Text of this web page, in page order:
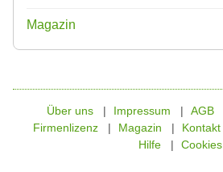
Magazin
Über uns Impressum AGB
Firmenlizenz
Magazin Kontakt
Hilfe
Cookies